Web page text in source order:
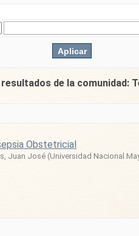
de la comunidad:
Obstetricial
Juan José (Universidad Nacional